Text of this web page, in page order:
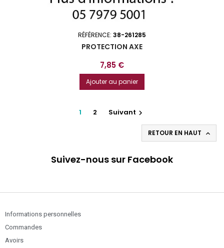
RÉFÉRENCE: 38-261285
PROTECTION AXE
Prix
7,85 €
Ajouter au panier
1 2 Suivant 
RETOUR EN HAUT 
Suivez-nous sur Facebook
Informations personnelles
Commandes
Avoirs